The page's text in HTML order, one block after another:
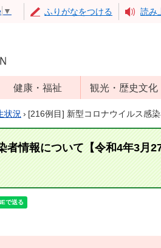
▼ ふりがなをつける 読み
健康・福祉
児童福祉
高齢者福祉
介護保険
保健・医療
健康増進
観光・歴史文化
観光
アップルミュー
ジアム
文化財
状況 › [216例目] 新型コロナウイルス感
者情報について【令和4年3月